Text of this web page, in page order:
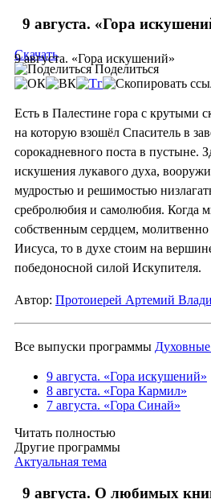
9 августа. «Гора
9 августа. «Гора искушений»
Скачать
Поделиться
Есть в Палестине гора с крутыми
на которую взошёл Спаситель в
сорокадневного поста в пустыне.
искушения лукавого духа,
мудростью и решимостью
сребролюбия и самолюбия. Когда
собственным сердцем, молитвенно
Иисуса, то в духе стоим на
победоносной силой Искупителя.
Автор: Протоиерей Артемий
Все выпуски программы
9 августа. «Гора искушений»
8 августа. «Гора Кармил»
7 августа. «Гора Синай»
Читать полностью
Другие программы
Актуальная тема
9 августа. О любимых